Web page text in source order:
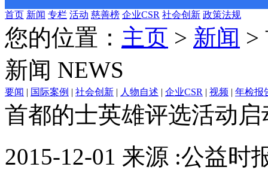
首页 新闻 专栏 活动 慈善榜 企业CSR 社会创新 政策法规
您的位置： 主页 > 新闻 >
新闻 NEWS
要闻 | 国际案例 | 社会创新 | 人物自述 | 企业CSR | 视频 | 年检报
首都的士英雄评选活动启
2015-12-01 来源 :公益时